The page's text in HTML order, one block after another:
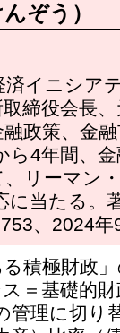
ぞう）
済イニシア
締役会長
政策、金
ら4年間、
リーマン
に当たる。
、2024年
積極財政
＝基礎的
管理に切り